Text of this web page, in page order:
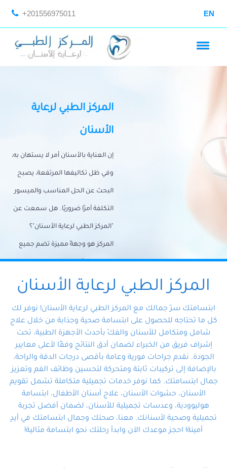
+201556975011 EN
المركز الطبي لرعاية
الأسنان
إن العناية بالأسنان أمر لا يستهان به،
وفي ظل تكاليفها المرتفعة، يصبح
البحث عن الحل المناسب والميسور
التكلفة أمرًا ضروريًا. هل سمعت عن
"المركز الطبي لرعاية الأسنان"؟
المركز هو وجهةً مميزة تضم جميع
احتياجات الأسنان تحت سقف واحد،
وتضمن لك حلاً شاملًا لجميع
المتخصص ذوي الخبرة، ستجد نفسك
في أيد أمينة تلبي احتياجاتك بكل
احترافية ودقة.
المركز الطبي لرعاية الأسنان
ابتسامتك سرّ جمالك مع المركز الطبي لرعاية الأسنان! نوفر لك
كل ما تحتاجه للحصول على ابتسامة صحية وجذابة من خلال علاج
شامل ومتكامل للأسنان والفكّ بأحدث الأجهزة الطبية، تحت
إشراف فريق من الخبراء لضمان أدق النتائج وفقًا لأعلى معايير
الجودة. نقدم جراحات فورية وعامة بأقصى درجات الدقة والراحة،
بالإضافة إلى تركيبات ثابتة ومتحركة لتحسين وظائف الفم وتعزيز
جمال ابتسامتك. كما نوفر خدمات تجميلية متكاملة تشمل تقويم
الأسنان، حشوات الأسنان، علاج أسنان الأطفال، ابتسامة
هوليوودية، وعدسات تجميلية للأسنان، لضمان أفضل تجربة
تجميلية وصحية لأسنانك. معنا، صحتك وجمال ابتسامتك في أيدٍ
أمينة! احجز موعدك الآن وابدأ رحلتك نحو ابتسامة مثالية!